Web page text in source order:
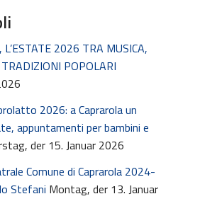
2026 TRA MUSICA,
POPOLARI
2026: a Caprarola un
appuntamenti per bambini e
der 15. Januar 2026
Comune di Caprarola 2024-
Stefani Montag, der 13. Januar